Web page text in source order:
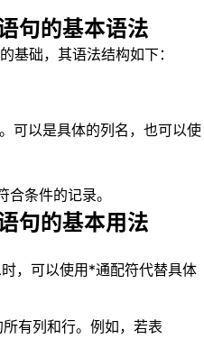
句的基本语法
基础，其语法结构如下：
可以是具体的列名，也可以使
条件的记录。
句的基本用法
，可以使用*通配符代替具体
有列和行。例如，若表